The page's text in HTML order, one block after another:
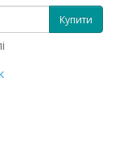
Купити